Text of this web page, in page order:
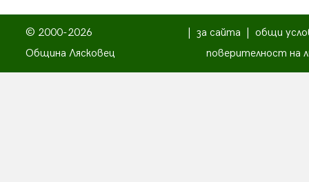
© 2000-2026
Община Лясковец
за сайта
общи
поверителност на